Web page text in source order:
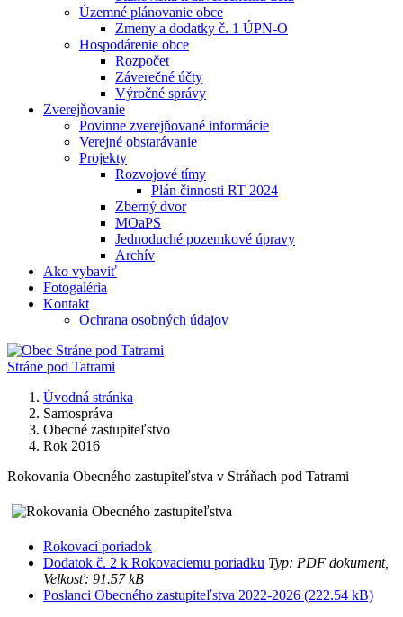
Územné plánovanie obce
Zmeny a dodatky č. 1 ÚPN-O
Hospodárenie obce
Rozpočet
Záverečné účty
Výročné správy
Zverejňovanie
Povinne zverejňované informácie
Verejné obstarávanie
Projekty
Rozvojové tímy
Plán činnosti RT 2024
Zberný dvor
MOaPS
Jednoduché pozemkové úpravy
Archív
Ako vybaviť
Fotogaléria
Kontakt
Ochrana osobných údajov
Stráne pod Tatrami
Úvodná stránka
Samospráva
Obecné zastupiteľstvo
Rok 2016
Rokovania Obecného zastupiteľstva v Stráňach pod Tatrami
Rokovací poriadok
Dodatok č. 2 k Rokovaciemu poriadku Typ: PDF dokument,
Velkosť: 91.57 kB
Poslanci Obecného zastupiteľstva 2022-2026 (222.54 kB)